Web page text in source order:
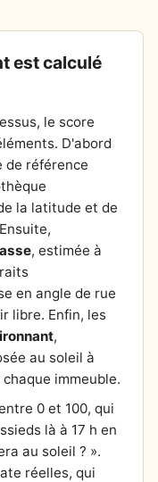
est calculé
le score
D'abord
de référence
la latitude et de
, estimée à
en angle de rue
libre. Enfin, les
,
au soleil à
immeuble.
0 et 100, qui
là à 17 h en
au soleil ? ».
réelles, qui